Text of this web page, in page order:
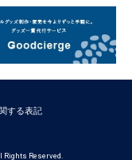
する表記
Rights Reserved.